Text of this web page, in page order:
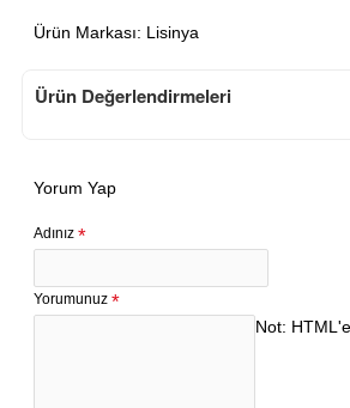
Ürün Markası: Lisinya
Ürün Değerlendirmeleri
Yorum Yap
Adınız
Yorumunuz
Not: